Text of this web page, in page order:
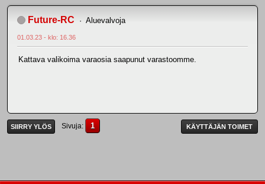
Future-RC Aluevalvoja
01.03.23 - klo: 16.36
Kattava valikoima varaosia saapunut varastoomme.
SIIRRY YLÖS Sivuja 1 KÄYTTÄJÄN TOIMET